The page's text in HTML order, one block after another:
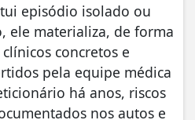
episódio isolado ou
ele materializa, de forma
concretos e
pela equipe médica
há anos, riscos
nos autos e